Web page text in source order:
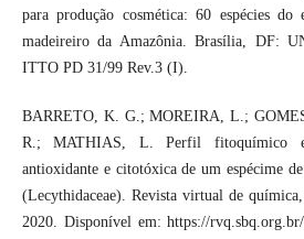
para produção cosmética: 60 espécies
madeireiro da Amazônia. Brasília, DF:
ITTO PD 31/99 Rev.3 (I).
BARRETO, K. G.; MOREIRA, L.;
R.; MATHIAS, L. Perfil fitoquímico e
antioxidante e citotóxica de um espécime
(Lecythidaceae). Revista virtual de
2020. Disponível em: https://